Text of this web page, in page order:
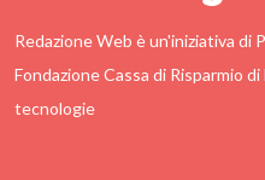
Redazione Web è un'iniziativa di
Fondazione Cassa di Risparmio
tecnologie